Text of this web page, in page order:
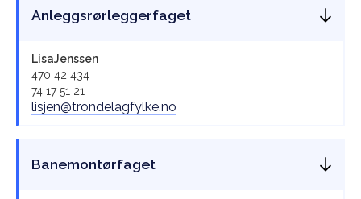
Anleggsrørleggerfaget
LisaJenssen
470 42 434
74 17 51 21
lisjen@trondelagfylke.no
Banemontørfaget